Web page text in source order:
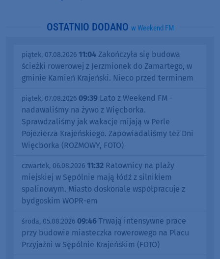
OSTATNIO DODANO w Weekend FM
piątek, 07.08.2026 11:04 Zakończyła się budowa
ścieżki rowerowej z Jerzmionek do Zamartego, w
gminie Kamień Krajeński. Nieco przed terminem
piątek, 07.08.2026 09:39 Lato z Weekend FM -
nadawaliśmy na żywo z Więcborka.
Sprawdzaliśmy jak wakacje mijają w Perle
Pojezierza Krajeńskiego. Zapowiadaliśmy też Dni
Więcborka (ROZMOWY, FOTO)
czwartek, 06.08.2026 11:32 Ratownicy na plaży
miejskiej w Sępólnie mają łódź z silnikiem
spalinowym. Miasto doskonale współpracuje z
bydgoskim WOPR-em
środa, 05.08.2026 09:46 Trwają intensywne prace
przy budowie miasteczka rowerowego na Placu
Przyjaźni w Sępólnie Krajeńskim (FOTO)